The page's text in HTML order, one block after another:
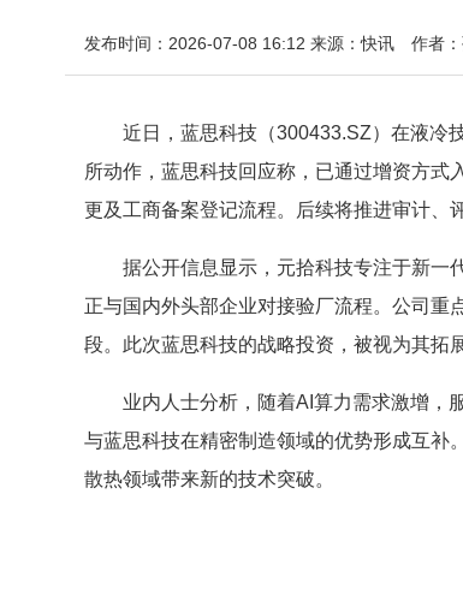
发布时间：2026-07-08 16:12 来源：快讯 作者
近日，蓝思科技（300433.SZ）在液冷
所动作，蓝思科技回应称，已通过增资方
更及工商备案登记流程。后续将推进审计、
据公开信息显示，元拾科技专注于新一
正与国内外头部企业对接验厂流程。公司重
段。此次蓝思科技的战略投资，被视为其拓
业内人士分析，随着AI算力需求激增，
与蓝思科技在精密制造领域的优势形成互补
散热领域带来新的技术突破。